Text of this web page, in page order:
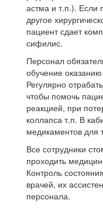
астма и т.п.). Если
другое
пациент сдает
сифилис.
Персонал
обучение
Регулярно
чтобы помочь
реакцией, при
коллапса т.п. В
медикаментов для
Все сотрудники
проходить
Контроль
врачей, их
персонала.